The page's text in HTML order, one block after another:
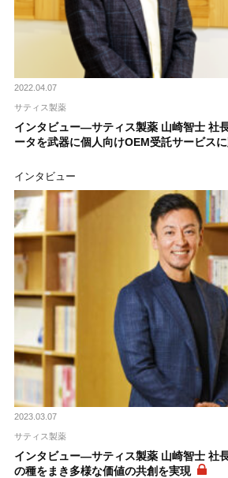
2022.04.07
サティス製薬
インタビュー―サティス製薬 山崎智士 社
ータを武器に個人向けOEM受託サービス
インタビュー
2023.03.07
サティス製薬
インタビュー―サティス製薬 山崎智士 社
の種をまき多様な価値の共創を実現